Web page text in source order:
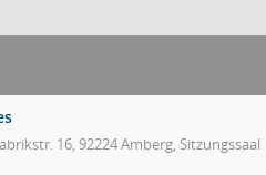
16, 92224 Amberg, Sitzungssaal